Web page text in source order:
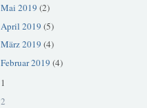
Mai 2019 (2)
April 2019 (5)
März 2019 (4)
Februar 2019 (4)
1
2